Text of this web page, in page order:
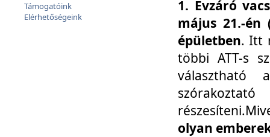
Támogatóink
Elérhetőségeink
1. Évzáró
május 21.-én
épületben. Itt
többi ATT-s
választható
olyan